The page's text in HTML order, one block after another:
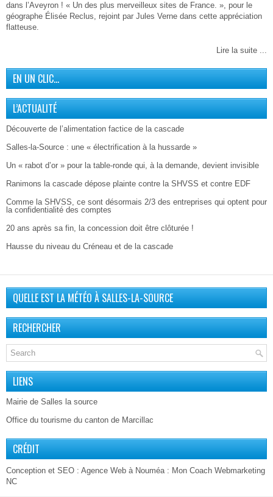
dans l’Aveyron ! « Un des plus merveilleux sites de France. », pour le
géographe Élisée Reclus, rejoint par Jules Verne dans cette appréciation
flatteuse.
Lire la suite ...
EN UN CLIC…
L’ACTUALITÉ
Découverte de l’alimentation factice de la cascade
Salles-la-Source : une « électrification à la hussarde »
Un « rabot d’or » pour la table-ronde qui, à la demande, devient invisible
Ranimons la cascade dépose plainte contre la SHVSS et contre EDF
Comme la SHVSS, ce sont désormais 2/3 des entreprises qui optent pour
la confidentialité des comptes
20 ans après sa fin, la concession doit être clôturée !
Hausse du niveau du Créneau et de la cascade
QUELLE EST LA MÉTÉO À SALLES-LA-SOURCE
RECHERCHER
LIENS
Mairie de Salles la source
Office du tourisme du canton de Marcillac
CRÉDIT
Conception et SEO : Agence Web à Nouméa: Mon Coach Webmarketing
NC